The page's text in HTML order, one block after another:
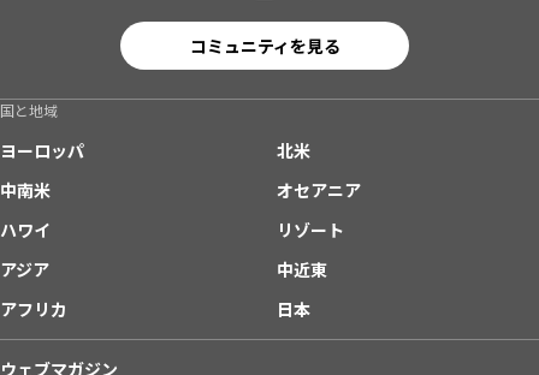
コミュニティを見る
国と地域
ヨーロッパ
北米
中南米
オセアニア
ハワイ
リゾート
アジア
中近東
アフリカ
日本
ウェブマガジン